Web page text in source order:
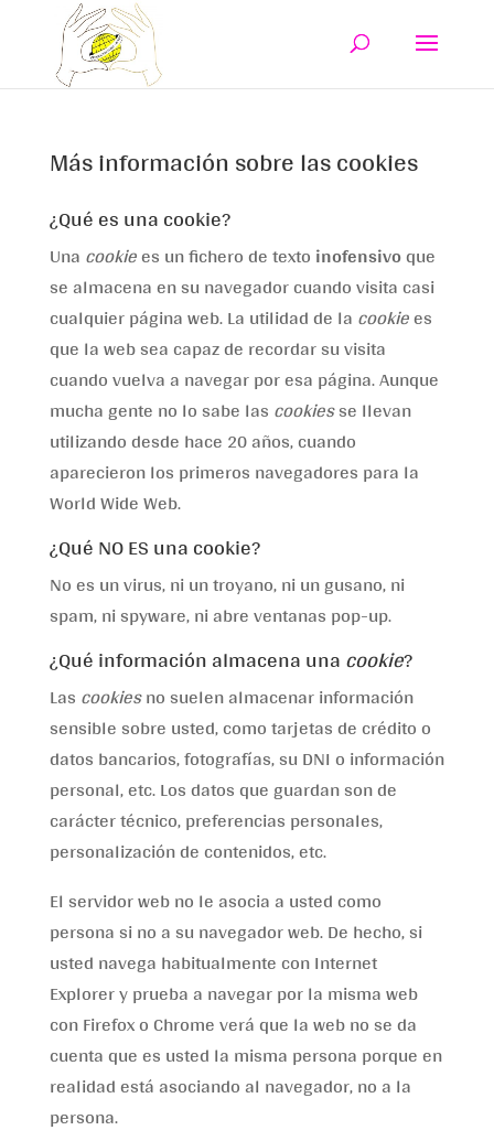
Más información sobre las cookies
¿Qué es una cookie?
Unacookiees un fichero de textoinofensivoque
se almacena en su navegador cuando visita casi
cualquier página web. La utilidad de lacookiees
que la web sea capaz de recordar su visita
cuando vuelva a navegar por esa página. Aunque
mucha gente no lo sabe lascookiesse llevan
utilizando desde hace 20 años, cuando
aparecieron los primeros navegadores para la
World Wide Web.
¿Qué NO ES una cookie?
No es un virus, ni un troyano, ni un gusano, ni
spam, ni spyware, ni abre ventanas pop-up.
¿Qué información almacena unacookie?
Lascookiesno suelen almacenar información
sensible sobre usted, como tarjetas de crédito o
datos bancarios, fotografías, su DNI o información
personal, etc. Los datos que guardan son de
carácter técnico, preferencias personales,
personalización de contenidos, etc.
El servidor web no le asocia a usted como
persona si no a su navegador web. De hecho, si
usted navega habitualmente con Internet
Explorer y prueba a navegar por la misma web
con Firefox o Chrome verá que la web no se da
cuenta que es usted la misma persona porque en
realidad está asociando al navegador, no a la
persona.